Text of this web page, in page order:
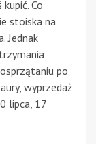
Co
stoiska na
Jednak
po
wyprzedaż
lipca, 17